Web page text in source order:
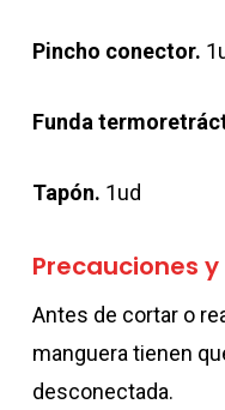
Pincho conector.
Funda
Tapón. 1ud
Precauciones
Antes de cortar o
manguera tienen
desconectada.